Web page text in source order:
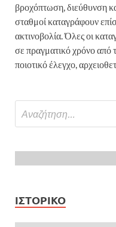
βροχόπτωση, διεύθυνση
σταθμοί καταγράφουν
ακτινοβολία. Όλες οι
σε πραγματικό χρόνο
ποιοτικό έλεγχο,
ΙΣΤΟΡΙΚΌ